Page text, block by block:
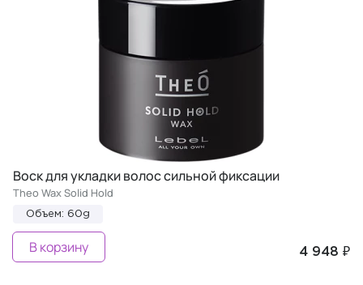
Воск для укладки волос сильной фиксации
Theo Wax Solid Hold
Объем: 60g
4 948 ₽
В корзину